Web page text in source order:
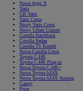
Nowe Aygo X
Yaris
GR Yaris
Yaris Cross
Nowy Yaris Cross
Nowy Urban Cruiser
Corolla Hatchback
Corolla Sedan
Corolla TS Kombi
Nowa Corolla Cross
Toyota C-HR
Toyota C-HR Plug-in
Nowa Toyota C-HR+
Nowa Toyota bZ4X
Nowa Toyota bZ4X Touring
Camry
Prius